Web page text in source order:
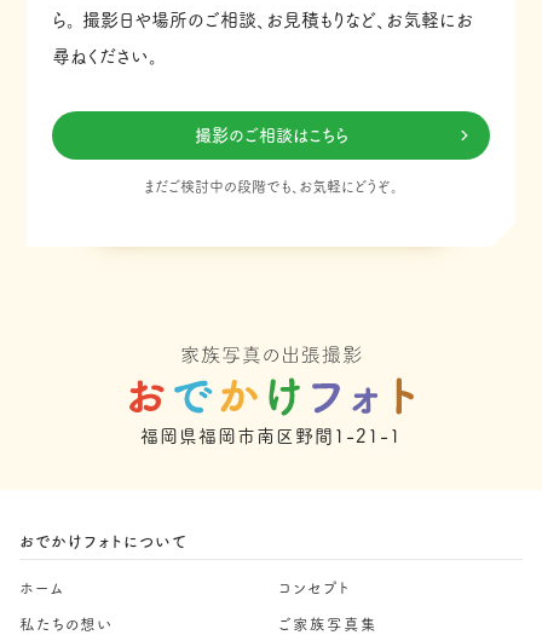
ら。
撮影日や場所のご相談、お見積もりなど、お気軽にお
尋ねください。
撮影のご相談はこちら
まだご検討中の段階でも、お気軽にどうぞ。
福岡県福岡市南区野間1-21-1
おでかけフォトについて
ホーム コンセプト
私たちの想い ご家族写真集